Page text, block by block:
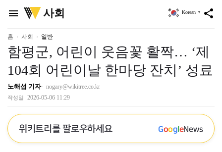
menu
위
키
리
사회 share
Korean ▼
홈 사회 일반
함평군, 어린이 웃음꽃 활짝… ‘제
104회 어린이날 한마당 잔치’ 성료
노해섭 기자 nogary@wikitree.co.kr
작성일 2026-05-06 11:29
위키트리를 팔로우하세요 GoogleNews